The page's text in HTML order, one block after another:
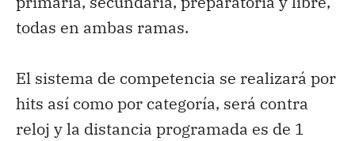
todas en ambas ramas.
El sistema de competencia se realizará por
hits así como por categoría, será contra
reloj y la distancia programada es de 1